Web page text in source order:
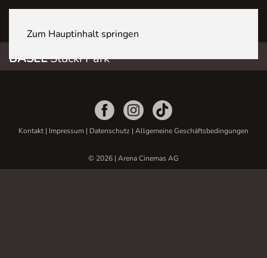
Zum Hauptinhalt springen
BASELStücki Park
Kontakt| Impressum | Datenschutz | Allgemeine Geschäftsbedingungen
© 2026 | Arena Cinemas AG